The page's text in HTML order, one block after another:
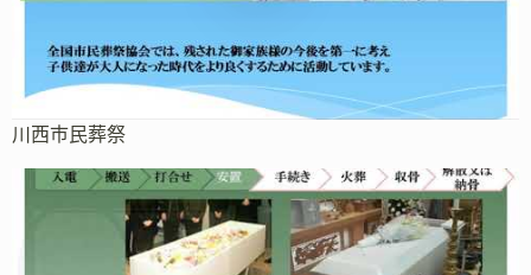
川西市民葬祭